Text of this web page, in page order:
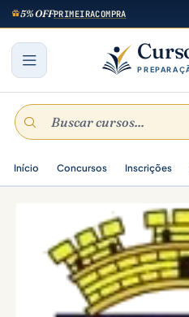
5% OFFPRIMEIRACOMPRA
Início Concursos Inscrições